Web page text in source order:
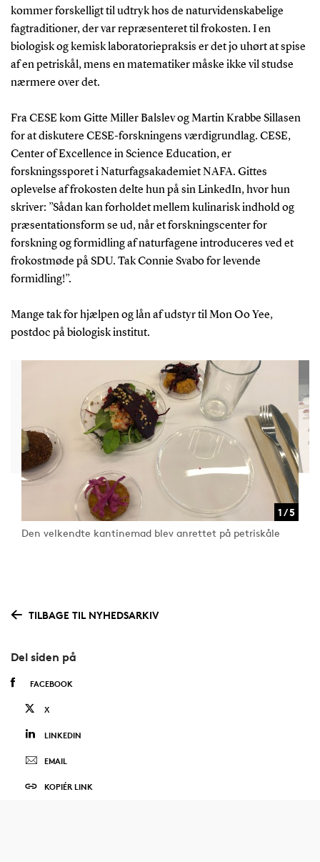
kommer forskelligt til udtryk hos de naturvidenskabelige
fagtraditioner, der var repræsenteret til frokosten. I en
biologisk og kemisk laboratoriepraksis er det jo uhørt at spise
af en petriskål, mens en matematiker måske ikke vil studse
nærmere over det.
Fra CESE kom Gitte Miller Balslev og Martin Krabbe Sillasen
for at diskutere CESE-forskningens værdigrundlag. CESE,
Center of Excellence in Science Education, er
forskningssporet i Naturfagsakademiet NAFA. Gittes
oplevelse af frokosten delte hun på sin LinkedIn, hvor hun
skriver: ”Sådan kan forholdet mellem kulinarisk indhold og
præsentationsform se ud, når et forskningscenter for
forskning og formidling af naturfagene introduceres ved et
frokostmøde på SDU. Tak Connie Svabo for levende
formidling!”.
Mange tak for hjælpen og lån af udstyr til Mon Oo Yee,
postdoc på biologisk institut.
Den velkendte kantinemad blev anrettet på petriskåle
1 / 5
TILBAGE TIL NYHEDSARKIV
Del siden på
FACEBOOK
X
LINKEDIN
EMAIL
KOPIÉR LINK